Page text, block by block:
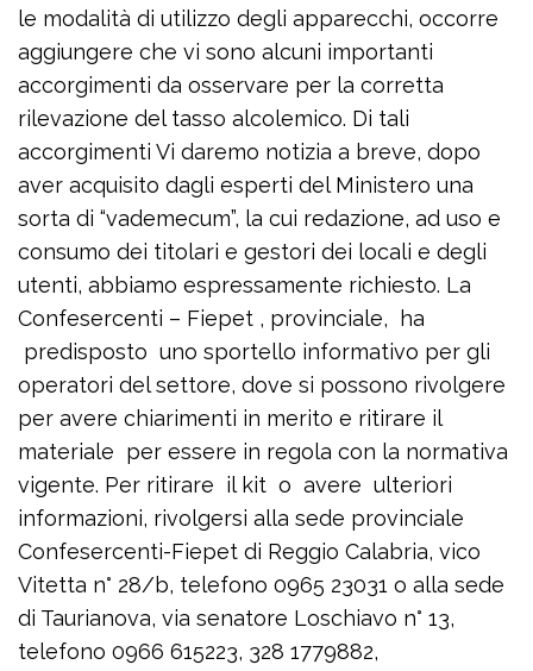
le modalità di utilizzo degli apparecchi, occorre
aggiungere che vi sono alcuni importanti
accorgimenti da osservare per la corretta
rilevazione del tasso alcolemico. Di tali
accorgimenti Vi daremo notizia a breve, dopo
aver acquisito dagli esperti del Ministero una
sorta di “vademecum”, la cui redazione, ad uso e
consumo dei titolari e gestori dei locali e degli
utenti, abbiamo espressamente richiesto. La
Confesercenti – Fiepet , provinciale, ha
predisposto uno sportello informativo per gli
operatori del settore, dove si possono rivolgere
per avere chiarimenti in merito e ritirare il
materiale per essere in regola con la normativa
vigente. Per ritirare il kit o avere ulteriori
informazioni, rivolgersi alla sede provinciale
Confesercenti-Fiepet di Reggio Calabria, vico
Vitetta n° 28/b, telefono 0965 23031 o alla sede
di Taurianova, via senatore Loschiavo n° 13,
telefono 0966 615223, 328 1779882,